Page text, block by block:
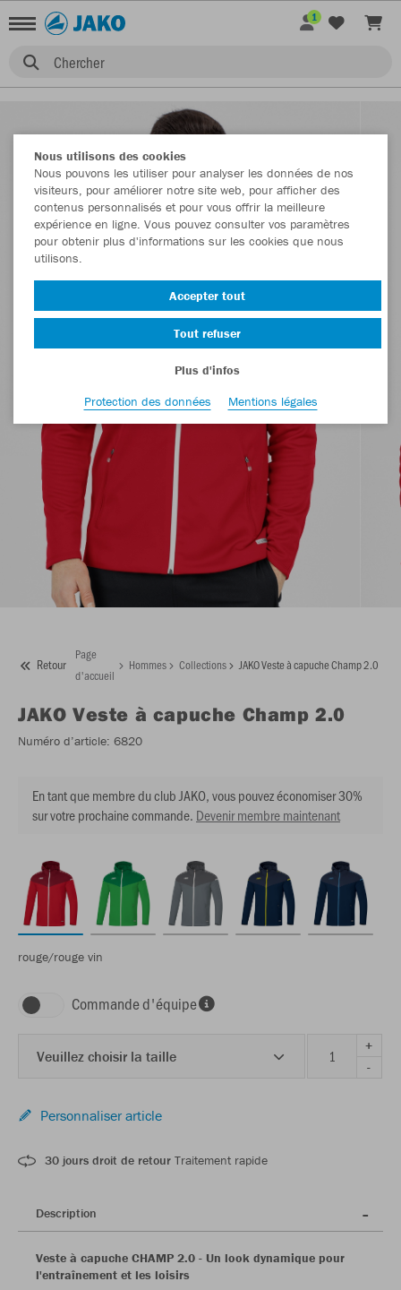
Chercher
1
Retour
Page
d'accueil
Hommes Collections JAKO Veste à capuche Champ 2.0
JAKO Veste à capuche Champ 2.0
Numéro d’article: 6820
En tant que membre du club JAKO, vous pouvez économiser 30%
sur votre prochaine commande. Devenir membre maintenant
rouge/rouge vin
Commande d'équipe
Veuillez choisir la taille
+
-
Personnaliser article
30 jours droit de retour Traitement rapide
Description
Veste à capuche CHAMP 2.0 - Un look dynamique pour
l'entraînement et les loisirs
Nous utilisons des cookies
Nous pouvons les utiliser pour analyser les données de nos
visiteurs, pour améliorer notre site web, pour afficher des
contenus personnalisés et pour vous offrir la meilleure
expérience en ligne. Vous pouvez consulter vos paramètres
pour obtenir plus d'informations sur les cookies que nous
utilisons.
Accepter tout
Tout refuser
Plus d'infos
Protection des données
Mentions légales